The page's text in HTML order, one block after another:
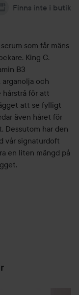
Finns inte i butik
som får mäns
King C.
B3
och
för att
att se fylligt
även håret för
Dessutom har den
vår signaturdoft
en liten mängd på